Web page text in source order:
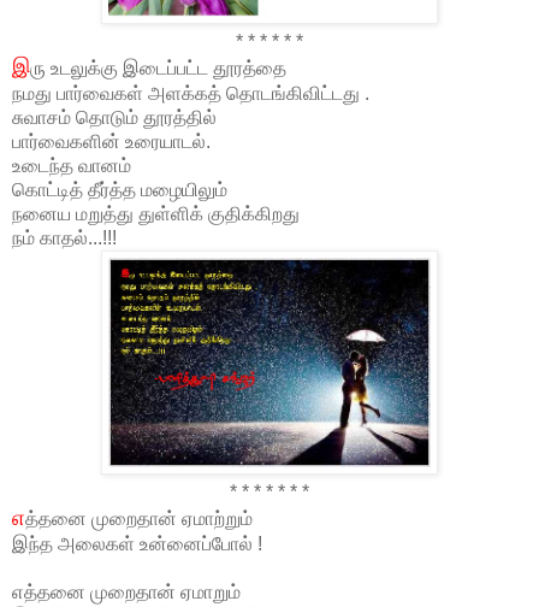
* * * * * *
இரு உடலுக்கு இடைப்பட்ட தூரத்தை
நமது பார்வைகள் அளக்கத் தொடங்கிவிட்டது .
சுவாசம் தொடும் தூரத்தில்
பார்வைகளின் உரையாடல்.
உடைந்த வானம்
கொட்டித் தீர்த்த மழையிலும்
நனைய மறுத்து துள்ளிக் குதிக்கிறது
நம் காதல்...!!!
* * * * * * *
எத்தனை முறைதான் ஏமாற்றும்
இந்த அலைகள் உன்னைப்போல் !
எத்தனை முறைதான் ஏமாறும்